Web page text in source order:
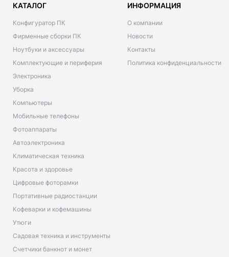
КАТАЛОГ
Конфигуратор ПК
Фирменные сборки ПК
Ноутбуки и аксессуары
Комплектующие и периферия
Электроника
Уборка
Компьютеры
Мобильные телефоны
Фотоаппараты
Автоэлектроника
Климатическая техника
Красота и здоровье
Цифровые фоторамки
Портативные радиостанции
Кофеварки и кофемашины
Утюги
Садовая техника и инструменты
Счетчики банкнот и монет
ИНФОРМАЦИЯ
О компании
Новости
Контакты
Политика конфиденциальности